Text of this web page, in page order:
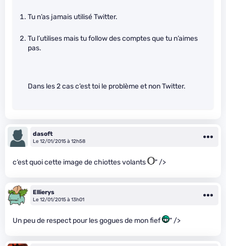
Tu n’as jamais utilisé Twitter.
Tu l’utilises mais tu follow des comptes que tu n’aimes
pas.
Dans les 2 cas c’est toi le problème et non Twitter.
dasoft
Le 12/01/2015 à 12h58
c’est quoi cette image de chiottes volants " />
Ellierys
Le 12/01/2015 à 13h01
Un peu de respect pour les gogues de mon fief " />